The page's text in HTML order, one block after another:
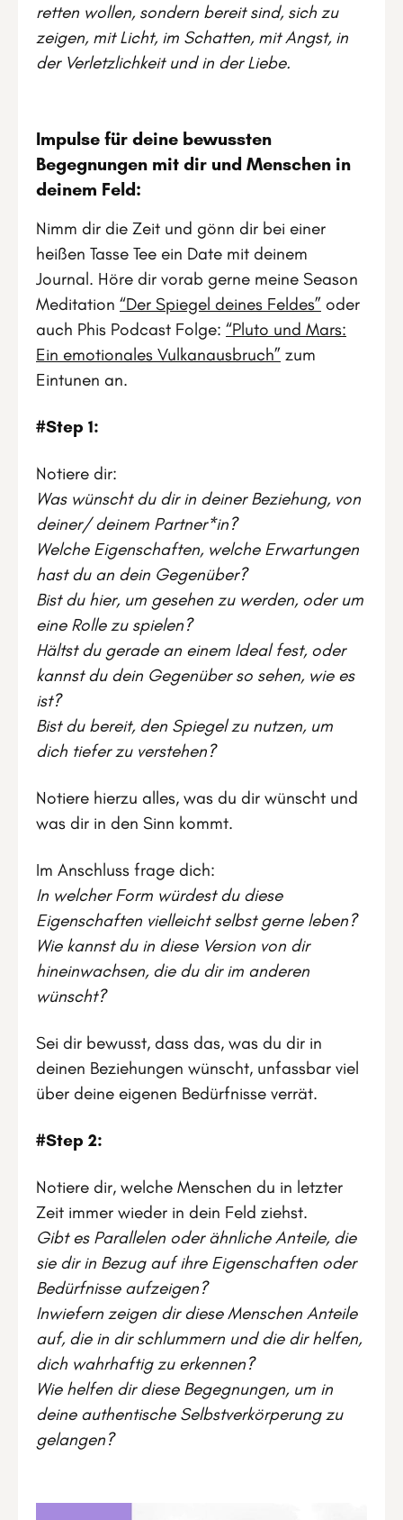
retten wollen, sondern bereit sind, sich zu
zeigen, mit Licht, im Schatten, mit Angst, in
der Verletzlichkeit und in der Liebe.
Impulse für deine bewussten
Begegnungen mit dir und Menschen in
deinem Feld:
Nimm dir die Zeit und gönn dir bei einer
heißen Tasse Tee ein Date mit deinem
Journal. Höre dir vorab gerne meine Season
Meditation “Der Spiegel deines Feldes” oder
auch Phis Podcast Folge: “Pluto und Mars:
Ein emotionales Vulkanausbruch” zum
Eintunen an.
#Step 1:
Notiere dir:
Was wünscht du dir in deiner Beziehung, von
deiner/ deinem Partner*in?
Welche Eigenschaften, welche Erwartungen
hast du an dein Gegenüber?
Bist du hier, um gesehen zu werden, oder um
eine Rolle zu spielen?
Hältst du gerade an einem Ideal fest, oder
kannst du dein Gegenüber so sehen, wie es
ist?
Bist du bereit, den Spiegel zu nutzen, um
dich tiefer zu verstehen?
Notiere hierzu alles, was du dir wünscht und
was dir in den Sinn kommt.
Im Anschluss frage dich:
In welcher Form würdest du diese
Eigenschaften vielleicht selbst gerne leben?
Wie kannst du in diese Version von dir
hineinwachsen, die du dir im anderen
wünscht?
Sei dir bewusst, dass das, was du dir in
deinen Beziehungen wünscht, unfassbar viel
über deine eigenen Bedürfnisse verrät.
#Step 2:
Notiere dir, welche Menschen du in letzter
Zeit immer wieder in dein Feld ziehst.
Gibt es Parallelen oder ähnliche Anteile, die
sie dir in Bezug auf ihre Eigenschaften oder
Bedürfnisse aufzeigen?
Inwiefern zeigen dir diese Menschen Anteile
auf, die in dir schlummern und die dir helfen,
dich wahrhaftig zu erkennen?
Wie helfen dir diese Begegnungen, um in
deine authentische Selbstverkörperung zu
gelangen?